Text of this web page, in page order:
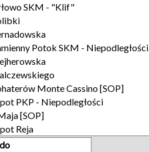
SKM - "Klif"
Potok SKM - Niepodległości
Monte Cassino [SOP]
PKP - Niepodległości
[SOP]
Reja